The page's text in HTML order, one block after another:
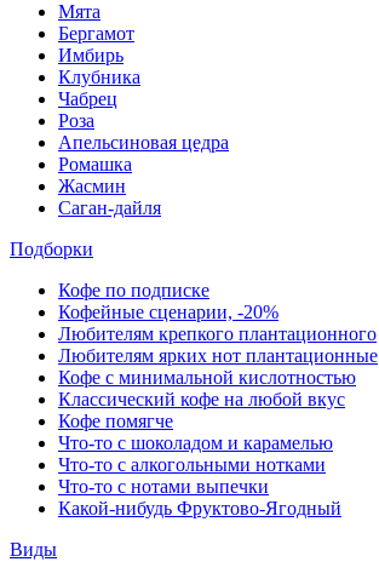
Мята
Бергамот
Имбирь
Клубника
Чабрец
Роза
Апельсиновая цедра
Ромашка
Жасмин
Саган-дайля
Подборки
Кофе по подписке
Кофейные сценарии, -20%
Любителям крепкого плантационного
Любителям ярких нот плантационные
Кофе с минимальной кислотностью
Классический кофе на любой вкус
Кофе помягче
Что-то с шоколадом и карамелью
Что-то с алкогольными нотками
Что-то с нотами выпечки
Какой-нибудь Фруктово-Ягодный
Виды